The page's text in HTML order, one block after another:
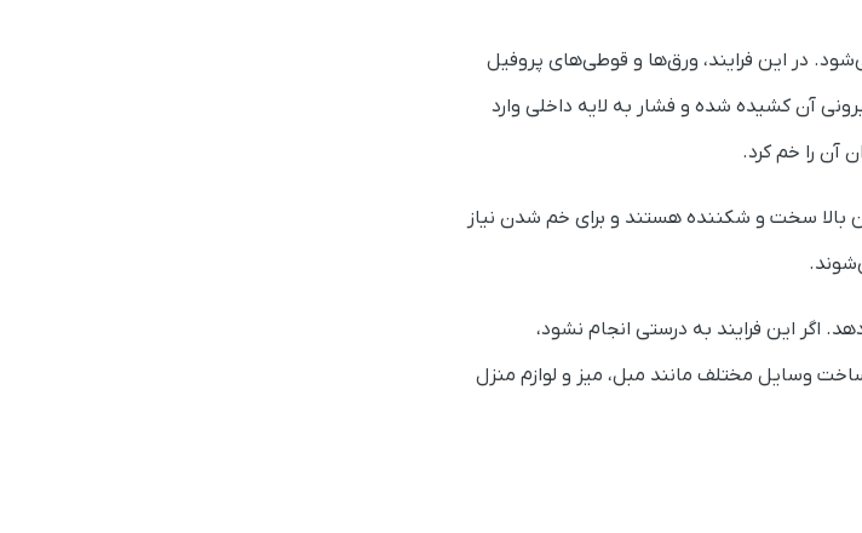
در این فرایند، ورق‌ها و قوطی‌های پروفیل
آن کشیده شده و فشار به لایه داخلی وارد
آن را خم کرد.
بالا سخت و شکننده هستند و برای خم شدن نیاز
اگر این فرایند به درستی انجام نشود،
وسایل مختلف مانند مبل، میز و لوازم منزل